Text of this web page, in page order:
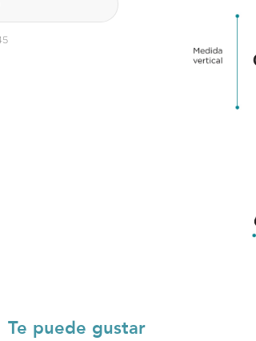
Te puede gustar